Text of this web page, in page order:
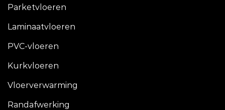
Parketvloeren
Laminaatvloeren
PVC-vloeren
Kurkvloeren
Vloerverwarming
Randafwerking